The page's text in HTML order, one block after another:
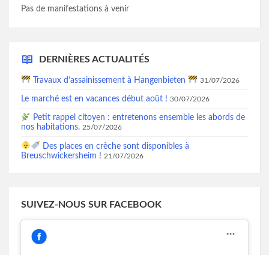
Pas de manifestations à venir
DERNIÈRES ACTUALITÉS
Travaux d’assainissement à Hangenbieten 31/07/2026
Le marché est en vacances début août ! 30/07/2026
Petit rappel citoyen : entretenons ensemble les abords de
nos habitations. 25/07/2026
Des places en crèche sont disponibles à
Breuschwickersheim ! 21/07/2026
SUIVEZ-NOUS SUR FACEBOOK